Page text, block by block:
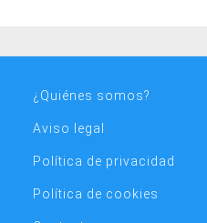
¿Quiénes somos?
Aviso legal
Política de privacidad
Política de cookies